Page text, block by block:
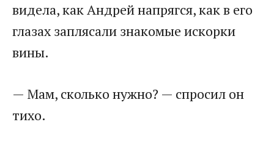
видела, как Андрей напрягся, как в его
глазах заплясали знакомые искорки
вины.
— Мам, сколько нужно? — спросил он
тихо.